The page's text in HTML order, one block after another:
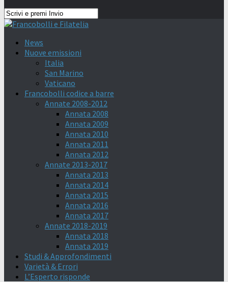
News
Nuove emissioni
Italia
San Marino
Vaticano
Francobolli codice a barre
Annate 2008-2012
Annata 2008
Annata 2009
Annata 2010
Annata 2011
Annata 2012
Annate 2013-2017
Annata 2013
Annata 2014
Annata 2015
Annata 2016
Annata 2017
Annate 2018-2019
Annata 2018
Annata 2019
Studi & Approfondimenti
Varietà & Errori
L’Esperto risponde